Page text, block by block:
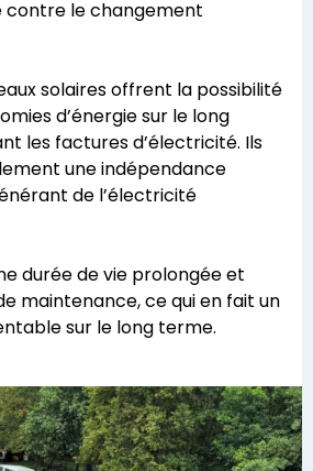
contre le changement
solaires offrent la possibilité
d’énergie sur le long
les factures d’électricité. Ils
une indépendance
de l’électricité
durée de vie prolongée et
maintenance, ce qui en fait un
sur le long terme.